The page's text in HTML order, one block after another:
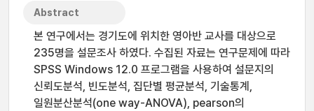
Abstract
본 연구에서는 경기도에 위치한 영아반 교사를 대상으로
235명을 설문조사 하였다. 수집된 자료는 연구문제에 따라
SPSS Windows 12.0 프로그램을 사용하여 설문지의
신뢰도분석, 빈도분석, 집단별 평균분석, 기술통계,
일원분산분석(one way-ANOVA), pearson의